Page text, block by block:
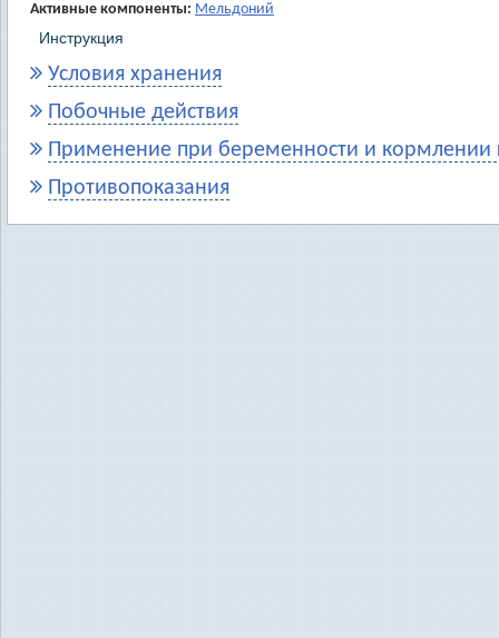
Активные компоненты: Мельдоний
Инструкция
Условия хранения
Побочные действия
Применение при беременности и кормлении
Противопоказания